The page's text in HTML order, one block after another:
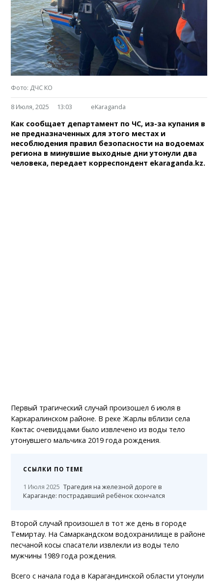
Фото: ДЧС КО
8 Июля, 2025 13:03 eKaraganda
Как сообщает департамент по ЧС, из-за купания в
не предназначенных для этого местах и
несоблюдения правил безопасности на водоемах
региона в минувшие выходные дни утонули два
человека, передает корреспондент ekaraganda.kz.
Первый трагический случай произошел 6 июля в
Каркаралинском районе. В реке Жарлы вблизи села
Көктас очевидцами было извлечено из воды тело
утонувшего мальчика 2019 года рождения.
ССЫЛКИ ПО ТЕМЕ
1 Июля 2025 Трагедия на железной дороге в
Караганде: пострадавший ребёнок скончался
Второй случай произошел в тот же день в городе
Темиртау. На Самаркандском водохранилище в районе
песчаной косы спасатели извлекли из воды тело
мужчины 1989 года рождения.
Всего с начала года в Карагандинской области утонули